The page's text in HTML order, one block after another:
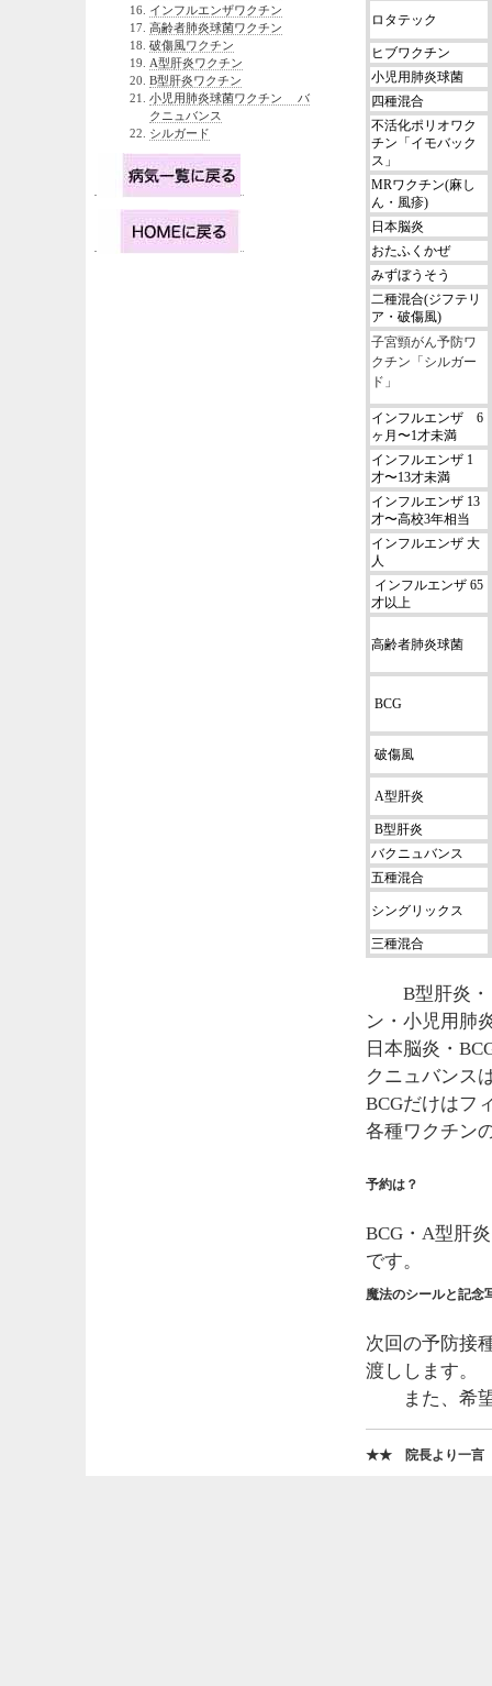
ロタテック
ヒブワクチン
小児用肺炎球菌
四種混合
不活化ポリオワク
チン「イモバック
ス」
MRワクチン(麻し
ん・風疹)
日本脳炎
おたふくかぜ
みずぼうそう
二種混合(ジフテリ
ア・破傷風)
子宮頸がん予防ワ
クチン「シルガー
ド」
インフルエンザ 6
ヶ月〜1才未満
インフルエンザ 1
才〜13才未満
インフルエンザ 13
才〜高校3年相当
インフルエンザ 大
人
インフルエンザ 65
才以上
高齢者肺炎球菌
BCG
破傷風
A型肝炎
B型肝炎
バクニュバンス
五種混合
シングリックス
三種混合
B型肝炎・
ン・小児用肺
日本脳炎・
クニュバンス
BCGだけはフ
各種ワクチン
予約は？
BCG・A型肝
です。
魔法のシールと記念
次回の予防接
渡しします。
また、希望
★★ 院長より一
インフルエンザワクチン
高齢者肺炎球菌ワクチン
破傷風ワクチン
A型肝炎ワクチン
B型肝炎ワクチン
小児用肺炎球菌ワクチン バ
クニュバンス
シルガード